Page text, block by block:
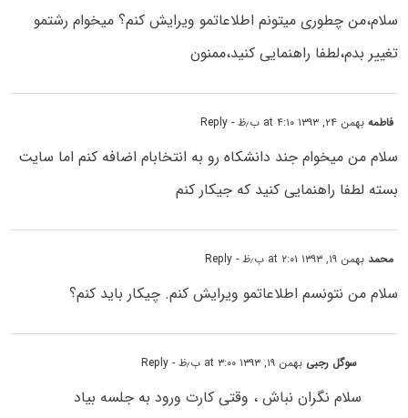
سلام،من چطوری میتونم اطلاعاتمو ویرایش کنم؟ میخوام رشتمو
تغییر بدم،لطفا راهنمایی کنید،ممنون
فاطمهبهمن ۲۴, ۱۳۹۳ at ۴:۱۰ ب٫ظ - Reply
سلام من میخوام جند دانشکاه رو به انتخابام اضافه کنم اما سایت
بسته لطفا راهنمایی کنید که جیکار کنم
محمدبهمن ۱۹, ۱۳۹۳ at ۲:۰۱ ب٫ظ - Reply
سلام من نتونسم اطلاعاتمو ویرایش کنم. چیکار باید کنم؟
سوگل رجبی بهمن ۱۹, ۱۳۹۳ at ۳:۰۰ ب٫ظ - Reply
سلام نگران نباش ، وقتی کارت ورود به جلسه بیاد